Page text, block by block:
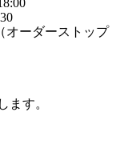
（オーダーストップ
ます。